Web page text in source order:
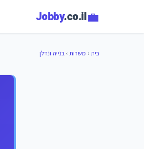
💼
Jobby.co.il
בית › משרות › בנייה ונדלן